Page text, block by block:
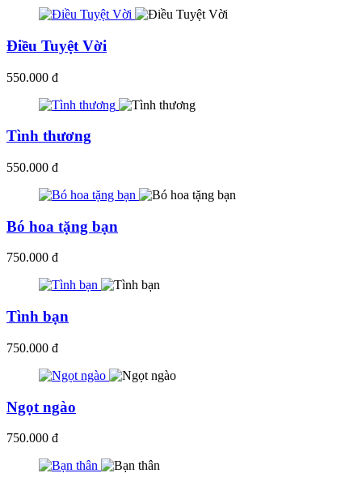
Điều Tuyệt Vời
550.000 đ
Tình thương
550.000 đ
Bó hoa tặng bạn
750.000 đ
Tình bạn
750.000 đ
Ngọt ngào
750.000 đ